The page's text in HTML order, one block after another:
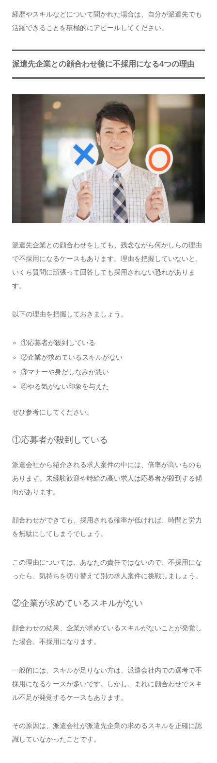
経歴やスキルなどについて聞かれた場合は、自分が派遣先でも
活躍できることを積極的にアピールしてください。
派遣先企業との顔合わせ後に不採用になる4つの理由
派遣先企業との顔合わせをしても、残念ながら何かしらの理由
で不採用になるケースもあります。理由を把握していないと、
いくら質問に頑張って回答しても採用されない恐れがありま
す。
以下の理由を把握しておきましょう。
①応募者が殺到している
②企業が求めているスキルがない
③マナーや身だしなみが悪い
④やる気がない印象を与えた
ぜひ参考にしてください。
①応募者が殺到している
派遣会社から紹介される求人案件の中には、倍率が高いものも
あります。未経験歓迎や時給の高い求人は応募者が殺到する傾
向があります。
顔合わせができても、採用される確率が低ければ、時間と労力
を無駄にしてしまうでしょう。
この理由については、あなたの責任ではないので、不採用にな
ったら、気持ちを切り替えて別の求人案件に挑戦しましょう。
②企業が求めているスキルがない
顔合わせの結果、企業が求めているスキルがないことが発覚し
た場合、不採用になります。
一般的には、スキルが足りない方は、派遣会社内での選考で不
採用になるケースが多いです。しかし、まれに顔合わせでスキ
ル不足が発覚するケースもあります。
その原因は、派遣会社が派遣先企業の求めるスキルを正確に認
識していなかったことです。